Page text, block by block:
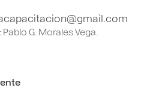
G. Morales Vega.